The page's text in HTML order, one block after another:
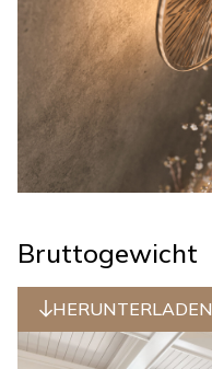
Bruttogewicht
HERUNTERLADEN